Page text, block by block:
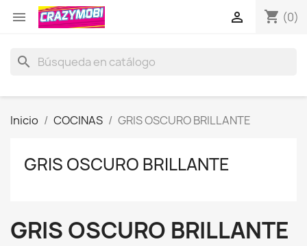
 shopping_cart (0)

search
Inicio COCINAS GRIS OSCURO BRILLANTE
GRIS OSCURO BRILLANTE
GRIS OSCURO BRILLANTE